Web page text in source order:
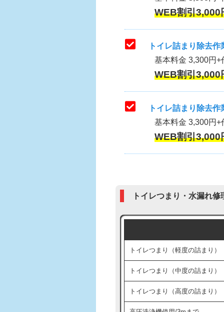
WEB割引
トイレ詰まり除去
基本料金 3,300円+
WEB割引
トイレ詰まり除去
基本料金 3,300円+
WEB割引
トイレつまり・水漏れ
トイレつまり（軽度の詰まり）
トイレつまり（中度の詰まり）
トイレつまり（高度の詰まり）